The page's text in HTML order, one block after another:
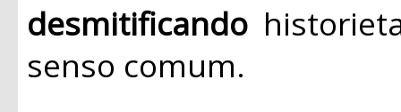
desmitificando
senso comum.